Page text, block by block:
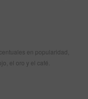
en popularidad,
el oro y el café.